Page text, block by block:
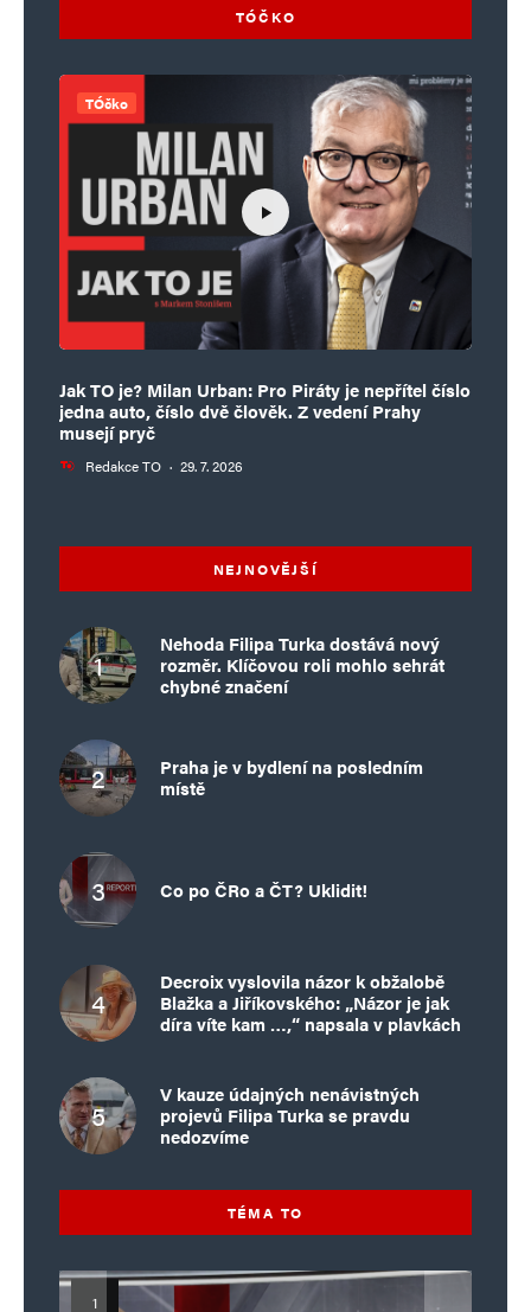
TÓČKO
TÓčko
Jak TO je? Milan Urban: Pro Piráty je nepřítel číslo
jedna auto, číslo dvě člověk. Z vedení Prahy
musejí pryč
Redakce TO · 29. 7. 2026
NEJNOVĚJŠÍ
Nehoda Filipa Turka dostává nový
rozměr. Klíčovou roli mohlo sehrát
chybné značení
Praha je v bydlení na posledním
místě
Co po ČRo a ČT? Uklidit!
Decroix vyslovila názor k obžalobě
Blažka a Jiříkovského: „Názor je jak
díra víte kam …,“ napsala v plavkách
V kauze údajných nenávistných
projevů Filipa Turka se pravdu
nedozvíme
TÉMA TO